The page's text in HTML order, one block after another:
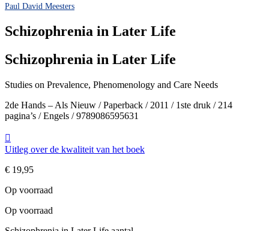
Paul David Meesters
Schizophrenia in Later Life
Schizophrenia in Later Life
Studies on Prevalence, Phenomenology and Care Needs
2de Hands – Als Nieuw / Paperback / 2011 / 1ste druk / 214
pagina’s / Engels / 9789086595631
Uitleg over de kwaliteit van het boek
€ 19,95
Op voorraad
Op voorraad